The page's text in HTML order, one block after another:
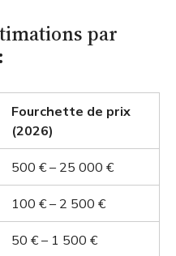
par
Fourchette de prix
(2026)
500 € – 25 000 €
100 € – 2 500 €
50 € – 1 500 €